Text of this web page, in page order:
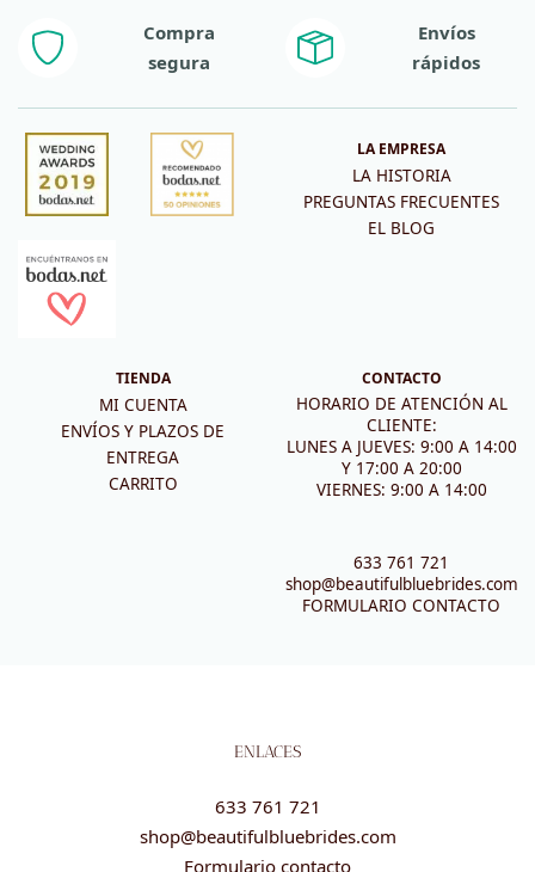
Compra
segura
Envíos
rápidos
LA EMPRESA
LA HISTORIA
PREGUNTAS FRECUENTES
EL BLOG
TIENDA
MI CUENTA
ENVÍOS Y PLAZOS DE
ENTREGA
CARRITO
CONTACTO
HORARIO DE ATENCIÓN AL
CLIENTE:
LUNES A JUEVES: 9:00 A 14:00
Y 17:00 A 20:00
VIERNES: 9:00 A 14:00
633 761 721
shop@beautifulbluebrides.com
FORMULARIO CONTACTO
ENLACES
633 761 721
shop@beautifulbluebrides.com
Formulario contacto